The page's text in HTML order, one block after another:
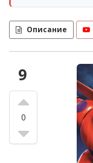
Описание
9
0